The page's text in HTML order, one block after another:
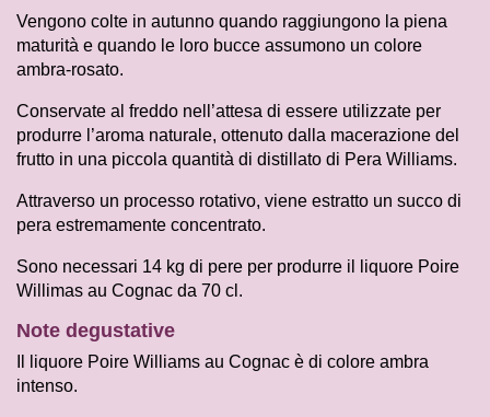
Vengono colte in autunno quando raggiungono la piena
maturità e quando le loro bucce assumono un colore
ambra-rosato.
Conservate al freddo nell’attesa di essere utilizzate per
produrre l’aroma naturale, ottenuto dalla macerazione del
frutto in una piccola quantità di distillato di Pera Williams.
Attraverso un processo rotativo, viene estratto un succo di
pera estremamente concentrato.
Sono necessari 14 kg di pere per produrre il liquore Poire
Willimas au Cognac da 70 cl.
Note degustative
Il liquore Poire Williams au Cognac è di colore ambra
intenso.